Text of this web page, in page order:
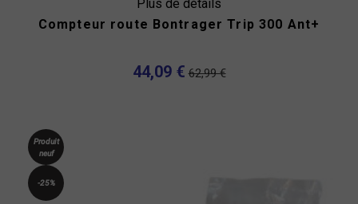
Plus de détails
Compteur route Bontrager Trip 300 Ant+
44,09 € 62,99 €
Produit
neuf
-25%